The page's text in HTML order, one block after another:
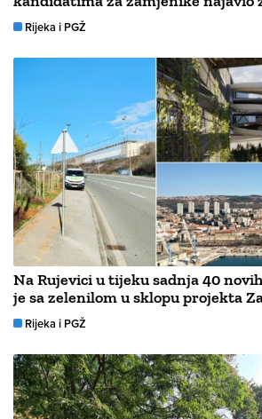
Rijeka i PGŽ
Na Rujevici u tijeku sadnja 40
je sa zelenilom u sklopu projekta
Rijeka i PGŽ